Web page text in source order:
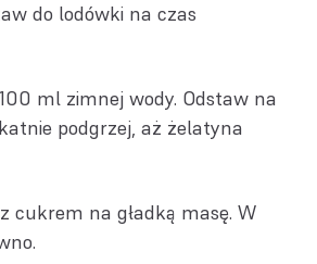
do lodówki na czas
ml zimnej wody. Odstaw na
podgrzej, aż żelatyna
cukrem na gładką masę. W